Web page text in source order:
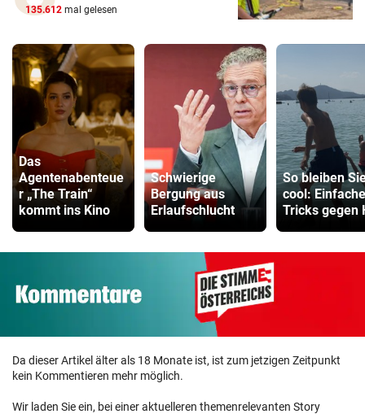
135.612 mal gelesen
Das
Agentenabenteue
r „The Train“
kommt ins Kino
Schwierige
Bergung aus
Erlaufschlucht
So bleiben
cool: Einfache
Tricks gegen
Da dieser Artikel älter als 18 Monate ist, ist zum jetzigen Zeitpunkt
kein Kommentieren mehr möglich.
Wir laden Sie ein, bei einer aktuelleren themenrelevanten Story